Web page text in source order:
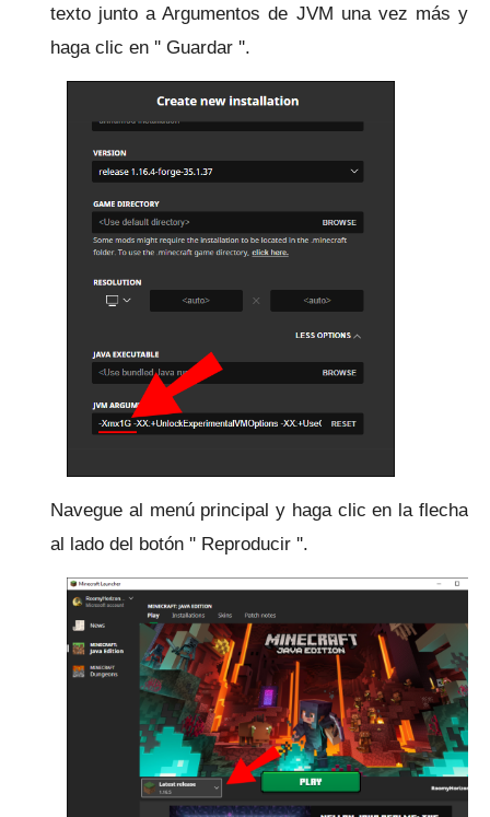
texto junto a Argumentos de JVM una vez más y
haga clic en '' Guardar ''.
Navegue al menú principal y haga clic en la flecha
al lado del botón '' Reproducir ''.